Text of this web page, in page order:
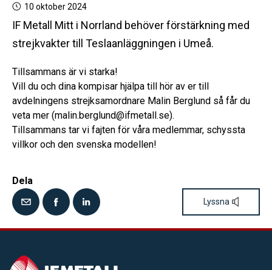
10 oktober 2024
IF Metall Mitt i Norrland behöver förstärkning med
strejkvakter till Teslaanläggningen i Umeå.
Tillsammans är vi starka!
Vill du och dina kompisar hjälpa till hör av er till
avdelningens strejksamordnare Malin Berglund så får du
veta mer (malin.berglund@ifmetall.se).
Tillsammans tar vi fajten för våra medlemmar, schyssta
villkor och den svenska modellen!
Dela
Lyssna